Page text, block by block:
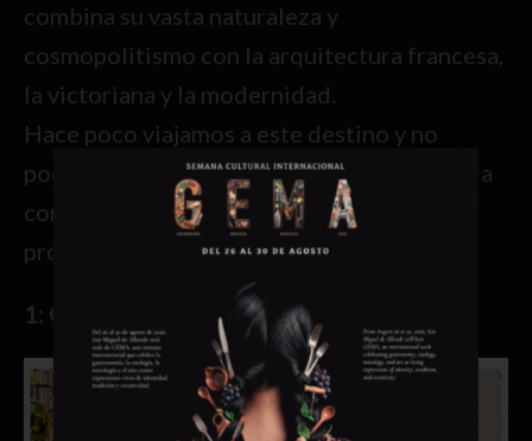
combina su vasta naturaleza y
cosmopolitismo con la arquitectura francesa,
la victoriana y la modernidad.
Hace poco viajamos a este destino y no
podíamos dejar de compartirles 5 ideas para
conocer esa herencia de abolengo en tu
próximo viaje.
1: QUARTIER PETIT-CHAMPLAIN